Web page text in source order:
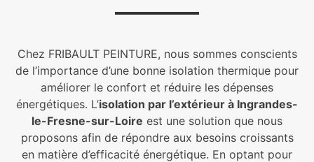
Chez FRIBAULT PEINTURE, nous sommes conscients
de l’importance d’une bonne isolation thermique pour
améliorer le confort et réduire les dépenses
énergétiques. L’isolation par l’extérieur à Ingrandes-
le-Fresne-sur-Loire est une solution que nous
proposons afin de répondre aux besoins croissants
en matière d’efficacité énergétique. En optant pour